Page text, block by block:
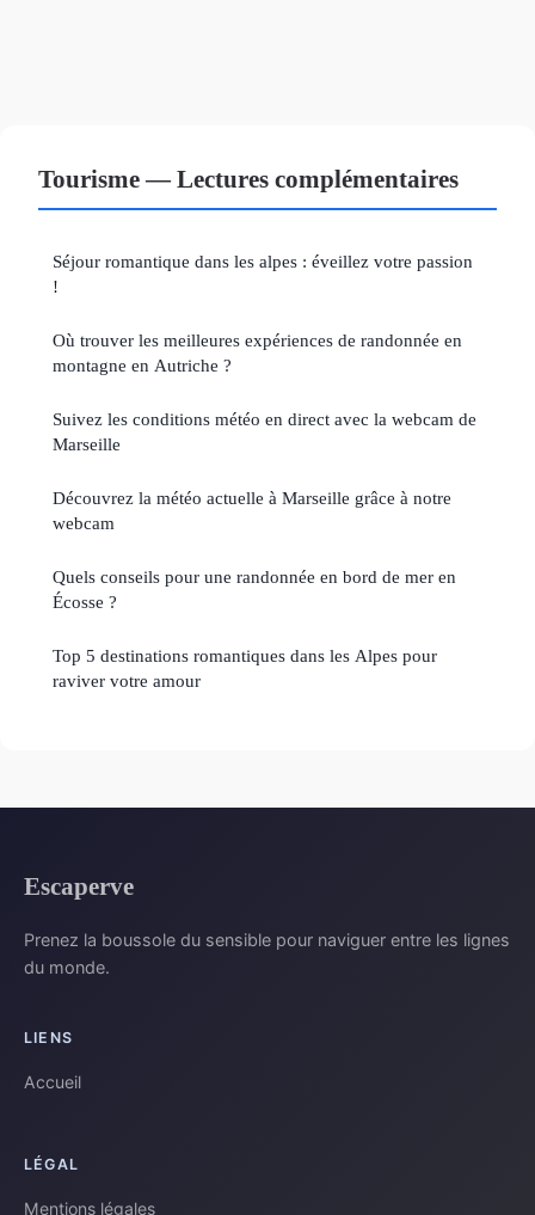
Tourisme — Lectures complémentaires
Séjour romantique dans les alpes : éveillez votre passion
!
Où trouver les meilleures expériences de randonnée en
montagne en Autriche ?
Suivez les conditions météo en direct avec la webcam de
Marseille
Découvrez la météo actuelle à Marseille grâce à notre
webcam
Quels conseils pour une randonnée en bord de mer en
Écosse ?
Top 5 destinations romantiques dans les Alpes pour
raviver votre amour
Escaperve
Prenez la boussole du sensible pour naviguer entre les lignes
du monde.
LIENS
Accueil
LÉGAL
Mentions légales